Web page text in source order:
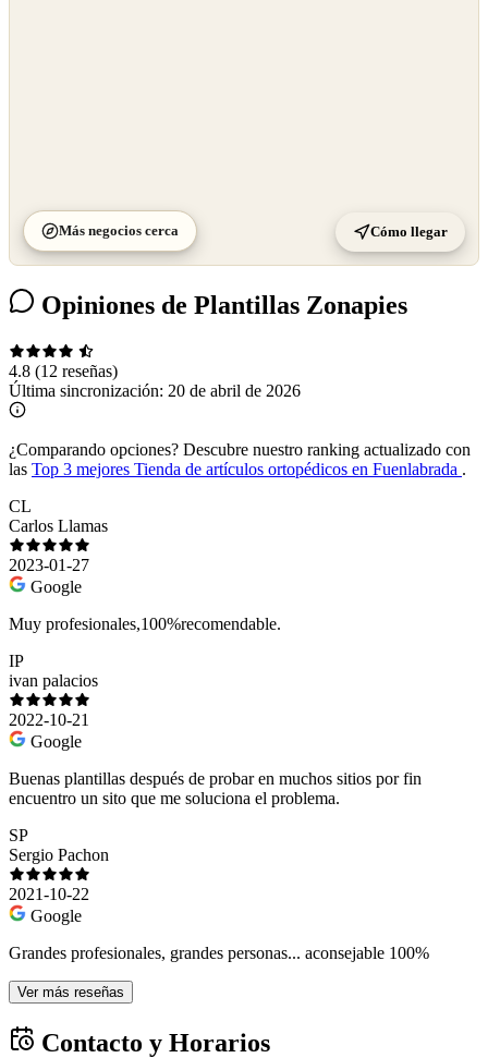
Más negocios cerca Cómo llegar
Opiniones de Plantillas Zonapies
4.8 (12 reseñas)
Última sincronización: 20 de abril de 2026
¿Comparando opciones? Descubre nuestro ranking actualizado con
las Top 3 mejores Tienda de artículos ortopédicos en Fuenlabrada .
CL
Carlos Llamas
2023-01-27
Google
Muy profesionales,100%recomendable.
IP
ivan palacios
2022-10-21
Google
Buenas plantillas después de probar en muchos sitios por fin
encuentro un sito que me soluciona el problema.
SP
Sergio Pachon
2021-10-22
Google
Grandes profesionales, grandes personas... aconsejable 100%
Ver más reseñas
Contacto y Horarios